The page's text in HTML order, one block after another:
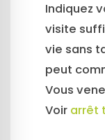
Indiquez
visite
vie sans
peut
Vous
Voir arrêt